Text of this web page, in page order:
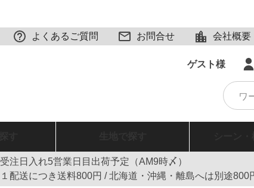
よくあるご質問 お問合せ 会社概要
ゲスト様
受注日入れ5営業日目出荷予定（AM9時〆）
１配送につき送料800円 / 北海道・沖縄・離島へは別途800